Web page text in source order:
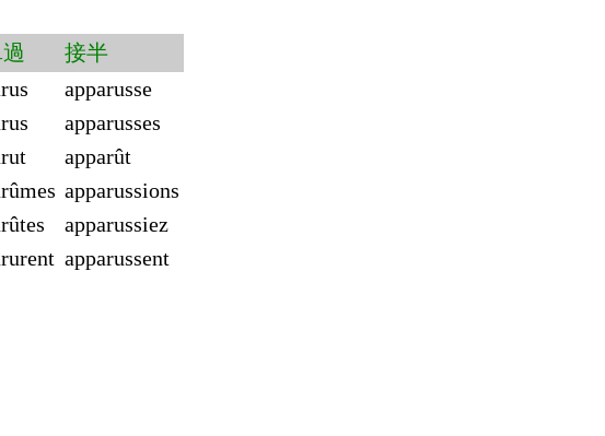
接半
apparusse
apparusses
apparût
apparussions
apparussiez
apparussent